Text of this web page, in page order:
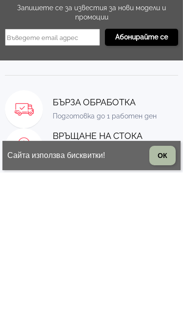
Запишете се за известия за нови модели и
промоции
БЪРЗА ОБРАБОТКА
Подготовка до 1 работен ден
ВРЪЩАНЕ НА СТОКА
стоката
Сайта използва бисквитки! ОК